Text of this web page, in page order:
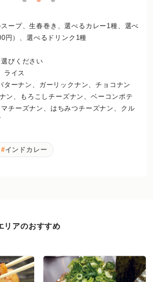
ープ、生春巻き、選べるカレー1種、選べ
円）、選べるドリンク1種
びください
ライス
ターナン、ガーリックナン、チョコナン
ン、もろこしチーズナン、ベーコンポテ
チーズナン、はちみつチーズナン、クル
インドカレー
リアのおすすめ